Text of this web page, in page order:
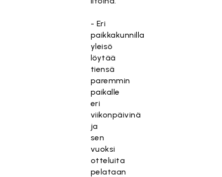
- Eri
paikkakunnilla
yleisö
löytää
tiensä
paremmin
paikalle
eri
viikonpäivinä
ja
sen
vuoksi
otteluita
pelataan